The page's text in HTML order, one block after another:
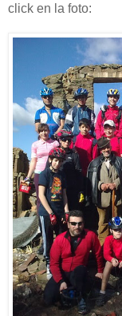
click en la foto: